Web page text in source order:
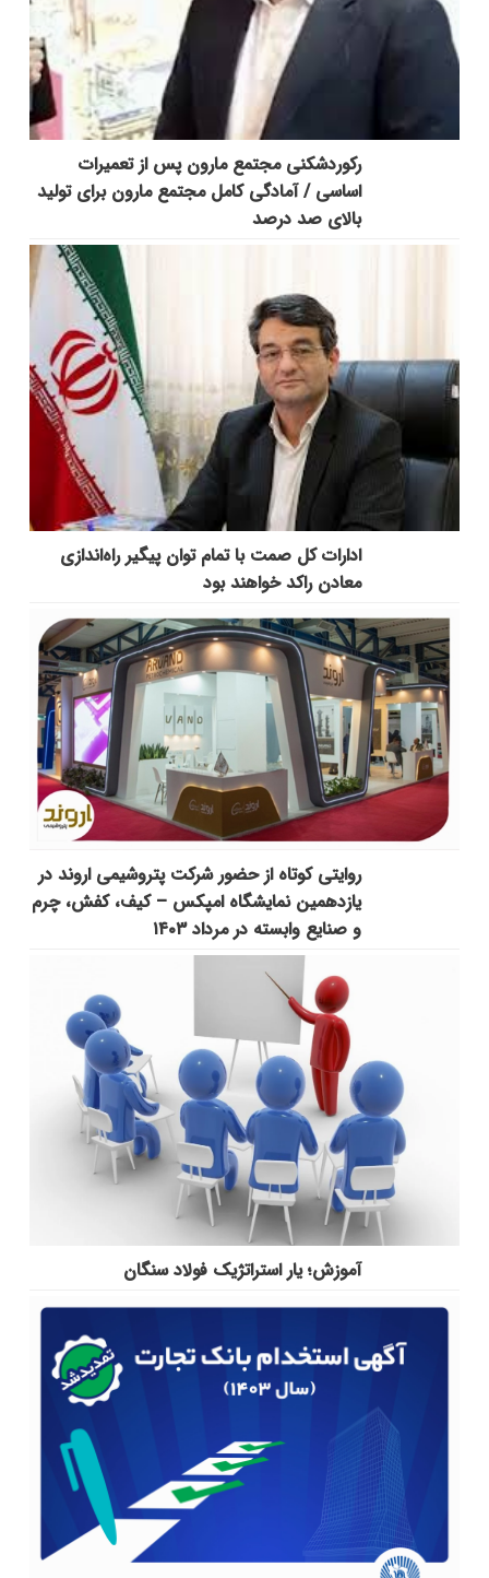
رکوردشکنی مجتمع مارون پس از تعمیرات
اساسی / آمادگی کامل مجتمع مارون برای تولید
بالای صد درصد
ادارات کل صمت با تمام توان پیگیر راه‌اندازی
معادن راکد خواهند بود
روایتی کوتاه از حضور شرکت پتروشیمی اروند در
یازدهمین نمایشگاه امپکس‌ – کیف، کفش، چرم
و صنایع وابسته در مرداد ۱۴۰۳
آموزش؛ یار استراتژیک فولاد سنگان